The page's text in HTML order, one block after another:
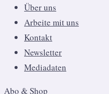
Über uns
Arbeite mit uns
Kontakt
Newsletter
Mediadaten
Abo & Shop